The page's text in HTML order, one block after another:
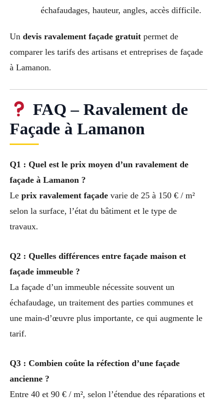
échafaudages, hauteur, angles, accès difficile.
Un devis ravalement façade gratuit permet de
comparer les tarifs des artisans et entreprises de façade
à Lamanon.
FAQ – Ravalement de
Façade à Lamanon
Q1 : Quel est le prix moyen d’un ravalement de
façade à Lamanon ?
Le prix ravalement façade varie de 25 à 150 € / m²
selon la surface, l’état du bâtiment et le type de
travaux.
Q2 : Quelles différences entre façade maison et
façade immeuble ?
La façade d’un immeuble nécessite souvent un
échafaudage, un traitement des parties communes et
une main-d’œuvre plus importante, ce qui augmente le
tarif.
Q3 : Combien coûte la réfection d’une façade
ancienne ?
Entre 40 et 90 € / m², selon l’étendue des réparations et